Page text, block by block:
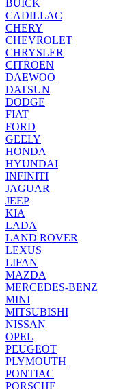
BUICK
CADILLAC
CHERY
CHEVROLET
CHRYSLER
CITROEN
DAEWOO
DATSUN
DODGE
FIAT
FORD
GEELY
HONDA
HYUNDAI
INFINITI
JAGUAR
JEEP
KIA
LADA
LAND ROVER
LEXUS
LIFAN
MAZDA
MERCEDES-BENZ
MINI
MITSUBISHI
NISSAN
OPEL
PEUGEOT
PLYMOUTH
PONTIAC
PORSCHE